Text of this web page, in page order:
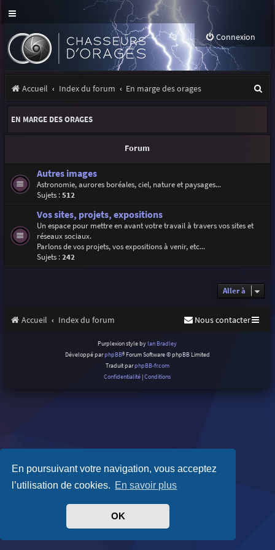
En poursuivant votre navigation, vous acceptez
l’utilisation de cookies. En savoir plus
OK
Connexion
Accueil Index du forum En marge des orages
e
e
EN MARGE DES ORAGES
Forum
Autres images
Astronomie, aurores boréales, ciel, nature et paysages...
Sujets :512
Vos sites, projets, expositions
Un espace pour mettre en avant votre travail à travers vos sites et
réseaux sociaux.
Parlons de vos projets, vos expositions à venir, etc...
Sujets :242
Aller à
Accueil Index du forum Nous contacter
Purplexion style by Ian Bradley
Développé parphpBB® Forum Software © phpBB Limited
Traduit parphpBB-fr.com
Confidentialité |Conditions